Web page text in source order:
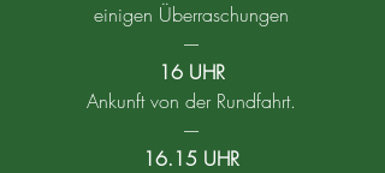
einigen Überraschungen
----
16 UHR
Ankunft von der Rundfahrt.
----
16.15 UHR